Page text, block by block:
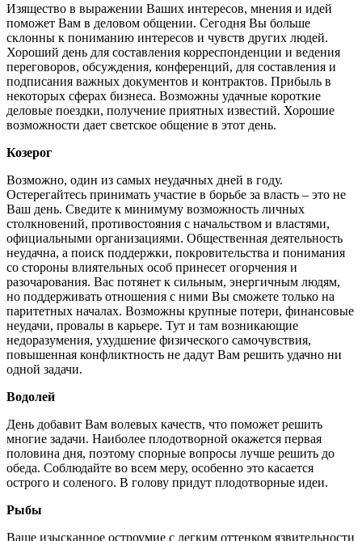
Изящество в выражении Ваших интересов, мнения и идей
поможет Вам в деловом общении. Сегодня Вы больше
склонны к пониманию интересов и чувств других людей.
Хороший день для составления корреспонденции и ведения
переговоров, обсуждения, конференций, для составления и
подписания важных документов и контрактов. Прибыль в
некоторых сферах бизнеса. Возможны удачные короткие
деловые поездки, получение приятных известий. Хорошие
возможности дает светское общение в этот день.
Козерог
Возможно, один из самых неудачных дней в году.
Остерегайтесь принимать участие в борьбе за власть – это не
Ваш день. Сведите к минимуму возможность личных
столкновений, противостояния с начальством и властями,
официальными организациями. Общественная деятельность
неудачна, а поиск поддержки, покровительства и понимания
со стороны влиятельных особ принесет огорчения и
разочарования. Вас потянет к сильным, энергичным людям,
но поддерживать отношения с ними Вы сможете только на
паритетных началах. Возможны крупные потери, финансовые
неудачи, провалы в карьере. Тут и там возникающие
недоразумения, ухудшение физического самочувствия,
повышенная конфликтность не дадут Вам решить удачно ни
одной задачи.
Водолей
День добавит Вам волевых качеств, что поможет решить
многие задачи. Наиболее плодотворной окажется первая
половина дня, поэтому спорные вопросы лучше решить до
обеда. Соблюдайте во всем меру, особенно это касается
острого и соленого. В голову придут плодотворные идеи.
Рыбы
Ваше изысканное остроумие с легким оттенком язвительности